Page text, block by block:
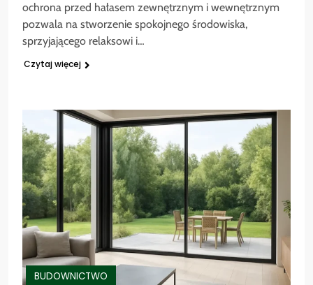
ochrona przed hałasem zewnętrznym i wewnętrznym
pozwala na stworzenie spokojnego środowiska,
sprzyjającego relaksowi i…
Czytaj więcej
BUDOWNICTWO